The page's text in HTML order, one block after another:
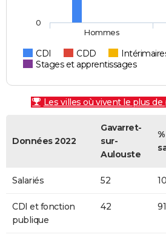
CDI CDD
Stages et apprentissages
Hommes
0
Les villes où vivent le plus de
Données 2022
Gavarret-
sur-
Aulouste
Salariés 52
CDI et fonction
publique
42